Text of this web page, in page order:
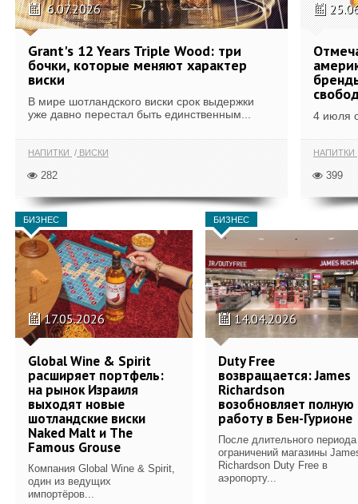
6.07.2026
Grant's 12 Years Triple Wood: три
бочки, которые меняют характер
виски
В мире шотландского виски срок выдержки
уже давно перестал быть единственным...
НАПИТКИ ВИСКИ
282
4 июля
НАПИТКИ
399
БИЗНЕС
17.05.2026
Global Wine & Spirit
расширяет портфель:
на рынок Израиля
выходят новые
шотландские виски
Naked Malt и The
Famous Grouse
Компания Global Wine & Spirit,
один из ведущих
импортёров...
БИЗНЕС
14.04.2026
Duty Free
возвращается: James
Richardson
возобновляет полную
работу в Бен-Гурионе
После длительного периода
ограничений магазины
Richardson Duty Free в
аэропорту...